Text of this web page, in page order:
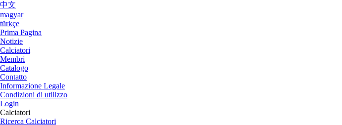
中文
magyar
türkçe
Prima Pagina
Notizie
Calciatori
Membri
Catalogo
Contatto
Informazione Legale
Condizioni di utilizzo
Login
Calciatori
Ricerca Calciatori